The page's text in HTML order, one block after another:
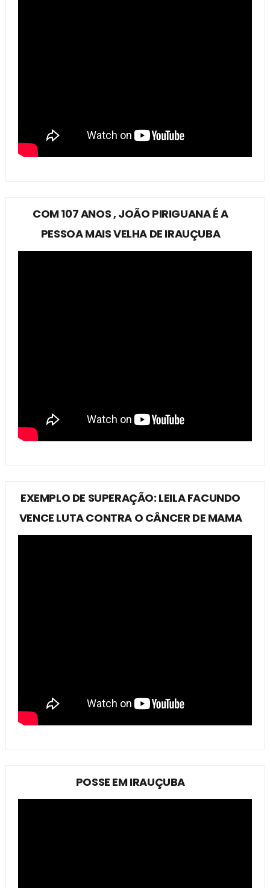
COM 107 ANOS , JOÃO PIRIGUANA É A
PESSOA MAIS VELHA DE IRAUÇUBA
EXEMPLO DE SUPERAÇÃO: LEILA FACUNDO
VENCE LUTA CONTRA O CÂNCER DE MAMA
POSSE EM IRAUÇUBA